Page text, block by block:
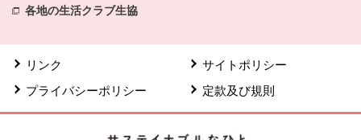
各地の生活クラブ生協
リンク
サイトポリシー
プライバシーポリシー
定款及び規則